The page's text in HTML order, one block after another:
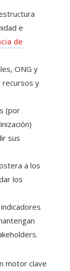
e
de
ONG y
recursos y
(por
sus
a los
los
motor clave